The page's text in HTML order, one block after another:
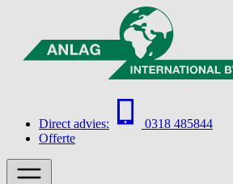
Direct advies:
0318 485844
Offerte